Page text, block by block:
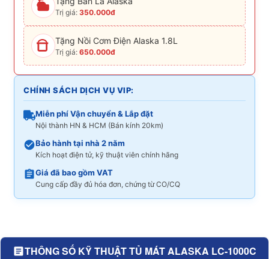
Trị giá: 350.000đ
Tặng Nồi Cơm Điện Alaska 1.8L
Trị giá: 650.000đ
CHÍNH SÁCH DỊCH VỤ VIP:
Miễn phí Vận chuyển & Lắp đặt
Nội thành HN & HCM (Bán kính 20km)
Bảo hành tại nhà 2 năm
Kích hoạt điện tử, kỹ thuật viên chính hãng
Giá đã bao gồm VAT
Cung cấp đầy đủ hóa đơn, chứng từ CO/CQ
THÔNG SỐ KỸ THUẬT TỦ MÁT ALASKA LC-1000C